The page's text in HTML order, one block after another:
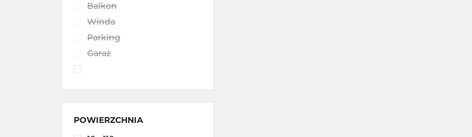
Balkon
Winda
Parking
Garaż
POWIERZCHNIA